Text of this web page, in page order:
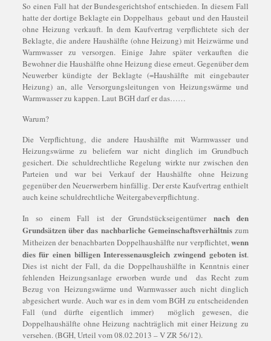
So einen Fall hat der Bundesgerichtshof entschieden. In diesem Fall
hatte der dortige Beklagte ein Doppelhaus gebaut und den Hausteil
ohne Heizung verkauft. In dem Kaufvertrag verpflichtete sich der
Beklagte, die andere Haushälfte (ohne Heizung) mit Heizwärme und
Warmwasser zu versorgen. Einige Jahre später verkauften die
Bewohner die Haushälfte ohne Heizung diese erneut. Gegenüber dem
Neuwerber kündigte der Beklagte (=Haushälfte mit eingebauter
Heizung) an, alle Versorgungsleitungen von Heizungswärme und
Warmwasser zu kappen. Laut BGH darf er das……
Warum?
Die Verpflichtung, die andere Haushälfte mit Warmwasser und
Heizungswärme zu beliefern war nicht dinglich im Grundbuch
gesichert. Die schuldrechtliche Regelung wirkte nur zwischen den
Parteien und war bei Verkauf der Haushälfte ohne Heizung
gegenüber den Neuerwerbern hinfällig. Der erste Kaufvertrag enthielt
auch keine schuldrechtliche Weitergabeverpflichtung.
In so einem Fall ist der Grundstückseigentümer nach den
Grundsätzen über das nachbarliche Gemeinschaftsverhältniszum
Mitheizen der benachbarten Doppelhaushälfte nur verpflichtet,wenn
dies für einen billigen Interessenausgleich zwingend geboten ist.
Dies ist nicht der Fall, da die Doppelhaushälfte in Kenntnis einer
fehlenden Heizungsanlage erworben wurde und das Recht zum
Bezug von Heizungswärme und Warmwasser auch nicht dinglich
abgesichert wurde. Auch war es in dem vom BGH zu entscheidenden
Fall (und dürfte eigentlich immer) möglich gewesen, die
Doppelhaushälfte ohne Heizung nachträglich mit einer Heizung zu
versehen. (BGH, Urteil vom 08.02.2013 – V ZR 56/12).